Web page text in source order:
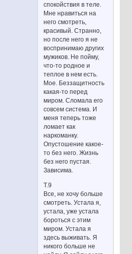
спокойствия в теле.
Мне нравиться на
него смотреть,
красивый. Странно,
но после него я не
воспринимаю других
мужиков. Не пойму,
что-то родное и
теплое в нем есть.
Мое. Беззащитность
какая-то перед
миром. Сломала его
совсем система. И
меня теперь тоже
ломает как
наркоманку.
Опустошение какое-
то без него. Жизнь
без него пустая.
Зависима.
Т.9
Все, не хочу больше
смотреть. Устала я,
устала, уже устала
бороться с этим
миром. Устала я
здесь выживать. Я
никого больше не